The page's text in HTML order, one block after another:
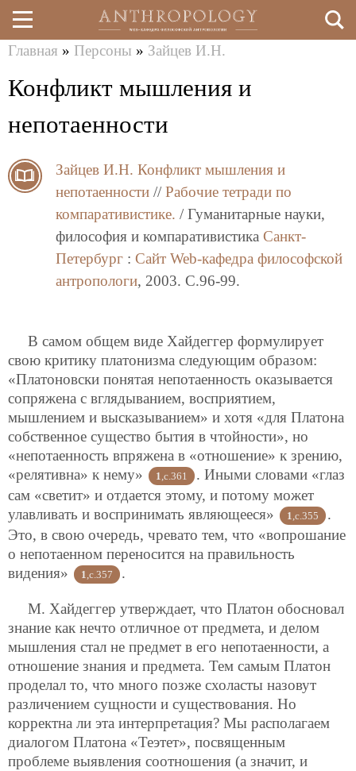
Перейти
к
здесь
Главная » Персоны » Зайцев И.Н.
Конфликт мышления и
непотаенности
Зайцев И.Н. Конфликт мышления и
непотаенности // Рабочие тетради по
компаративистике. / Гуманитарные науки,
философия и компаративистика Санкт-
Петербург : Сайт Web-кафедра философской
антропологи, 2003. C.96-99.
В самом общем виде Хайдеггер формулирует
свою критику платонизма следующим образом:
«Платоновски понятая непотаенность оказывается
сопряжена с вглядыванием, восприятием,
мышлением и высказыванием» и хотя «для Платона
собственное существо бытия в чтойности», но
«непотаенность впряжена в «отношение» к зрению,
«релятивна» к нему»
1,c.361
. Иными словами «глаз
сам «светит» и отдается этому, и потому может
улавливать и воспринимать являющееся»
1,c.355
.
Это, в свою очередь, чревато тем, что «вопрошание
о непотаенном переносится на правильность
видения»
1,c.357 .
М. Хайдеггер утверждает, что Платон обосновал
знание как нечто отличное от предмета, и делом
мышления стал не предмет в его непотаенности, а
отношение знания и предмета. Тем самым Платон
проделал то, что много позже схоласты назовут
различением сущности и существования. Но
корректна ли эта интерпретация? Мы располагаем
диалогом Платона «Теэтет», посвященным
проблеме выявления соотношения (а значит, и